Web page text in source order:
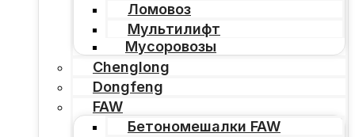
Ломовоз
Мультилифт
Мусоровозы
Chenglong
Dongfeng
FAW
Бетономешалки FAW